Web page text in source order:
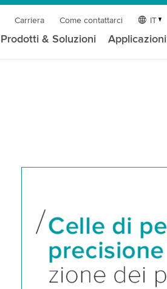
Carriera Come contattarci IT
Prodotti & Soluzioni Applicazioni